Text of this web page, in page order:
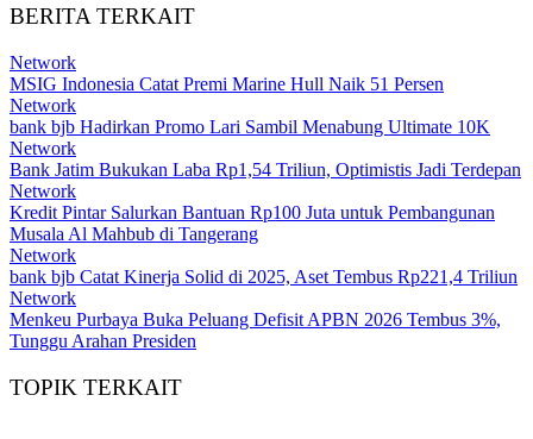
BERITA TERKAIT
Network
MSIG Indonesia Catat Premi Marine Hull Naik 51 Persen
Network
bank bjb Hadirkan Promo Lari Sambil Menabung Ultimate 10K
Network
Bank Jatim Bukukan Laba Rp1,54 Triliun, Optimistis Jadi Terdepan
Network
Kredit Pintar Salurkan Bantuan Rp100 Juta untuk Pembangunan
Musala Al Mahbub di Tangerang
Network
bank bjb Catat Kinerja Solid di 2025, Aset Tembus Rp221,4 Triliun
Network
Menkeu Purbaya Buka Peluang Defisit APBN 2026 Tembus 3%,
Tunggu Arahan Presiden
TOPIK TERKAIT